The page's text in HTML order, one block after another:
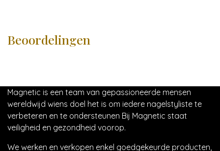
Beoordelingen
Magnetic is een team van gepassioneerde mensen
wereldwijd wiens doel het is om iedere nagelstyliste te
verbeteren en te ondersteunen Bij Magnetic staat
veiligheid en gezondheid voorop.
We werken en verkopen enkel goedgekeurde producten,